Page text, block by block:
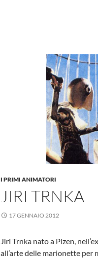
I PRIMI ANIMATORI
JIRI TRNKA
17 GENNAIO 2012
Jiri Trnka nato a Pizen,
all’arte delle marionette per